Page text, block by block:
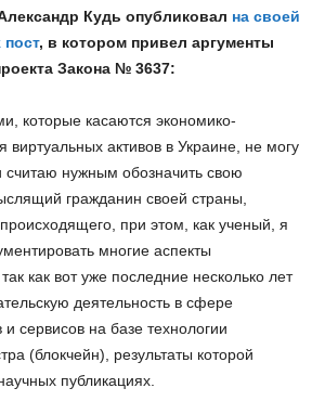
Кудь опубликовал на своей
, в котором привел аргументы
Закона № 3637:
которые касаются экономико-
виртуальных активов в Украине, не могу
считаю нужным обозначить свою
гражданин своей страны,
при этом, как ученый, я
многие аспекты
как вот уже последние несколько лет
деятельность в сфере
сервисов на базе технологии
(блокчейн), результаты которой
публикациях.